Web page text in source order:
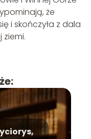
że
i skończyła z dala
ziemi.